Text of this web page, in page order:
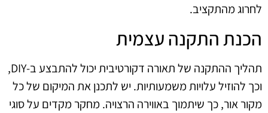
לחרוג מהתקציב.
הכנת התקנה עצמית
תהליך ההתקנה של תאורה דקורטיבית יכול להתבצע ב‑DIY,
וכך להוזיל עלויות משמעותיות. יש לתכנן את המיקום של כל
מקור אור, כך שיתמוך באווירה הרצויה. מחקר מקדים על סוגי